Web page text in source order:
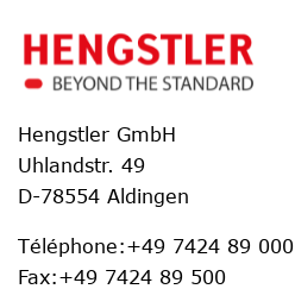
Hengstler GmbH
Uhlandstr. 49
D-78554 Aldingen
Téléphone:+49 7424 89 000
Fax:+49 7424 89 500